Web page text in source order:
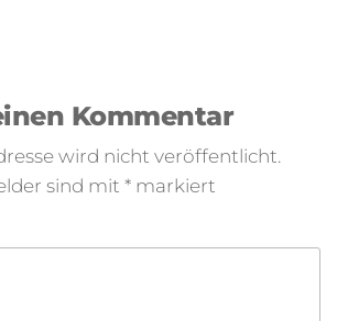
Kommentar
wird nicht veröffentlicht.
sind mit * markiert